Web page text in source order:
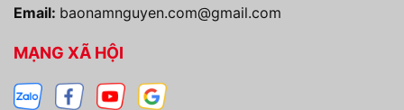
Email: baonamnguyen.com@gmail.com
MẠNG XÃ HỘI